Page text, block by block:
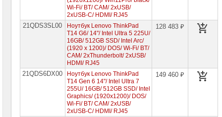
серверов
Российское
ПО
Wi-Fi/ BT/ CAM/ 2xUSB/
2xUSB-C/ HDMI/ RJ45
21QDS3SL00
Ноутбук Lenovo ThinkPad
T14 G6/ 14"/ Intel Ultra 5 225U/
16GB/ 512GB SSD/ Intel Arc/
(1920 x 1200)/ DOS/ Wi-Fi/ BT/
CAM/ 2xThunderbolt/ 2xUSB/
HDMI/ RJ45
128 483 ₽
21QDS6DX00
Ноутбук Lenovo ThinkPad
T14 Gen 6 14"/ Intel Ultra 7
255U/ 16GB/ 512GB SSD/ Intel
Graphics/ (1920x1200)/ DOS/
Wi-Fi/ BT/ CAM/ 2xUSB/
2xUSB-C/ HDMI/ RJ45
149 460 ₽